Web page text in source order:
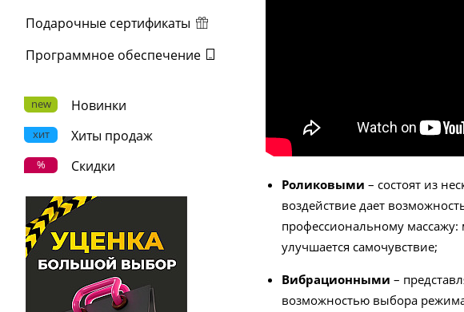
Подарочные сертификаты
Программное обеспечение
new Новинки
хит Хиты продаж
% Скидки
Роликовыми – состоят из
воздействие дает
профессиональному массажу:
улучшается самочувствие;
Вибрационными –
возможностью выбора